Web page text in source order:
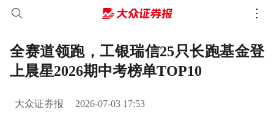
全赛道领跑，工银瑞信25只长跑基金登
上晨星2026期中考榜单TOP10
大众证券报 2026-07-03 17:53